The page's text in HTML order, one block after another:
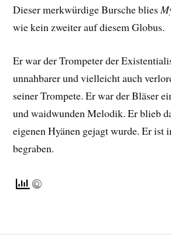
Dieser merkwürdige Bursche blies
wie kein zweiter auf diesem Globus.
Er war der Trompeter der
unnahbarer und vielleicht auch
seiner Trompete. Er war der Bläser
und waidwunden Melodik. Er blieb
eigenen Hyänen gejagt wurde. Er ist
begraben.